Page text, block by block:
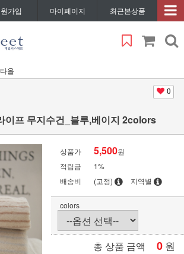
가입 마이페이지 최근본상품
올
0
이프 무지수건_블루,베이지 2colors
상품가 5,500원
적립금
1%
배송비
(고정) 지역별
colors
총 상품 금액 0 원